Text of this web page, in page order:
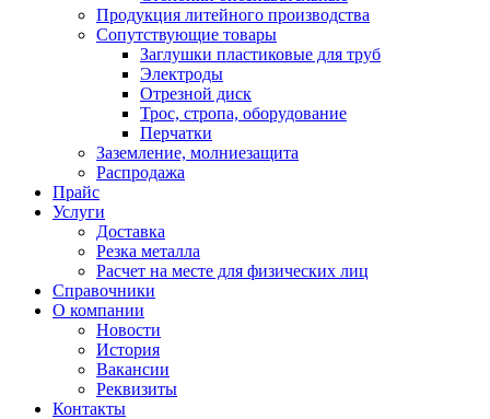
Продукция литейного производства
Сопутствующие товары
Заглушки пластиковые для труб
Электроды
Отрезной диск
Трос, стропа, оборудование
Перчатки
Заземление, молниезащита
Распродажа
Прайс
Услуги
Доставка
Резка металла
Расчет на месте для физических лиц
Справочники
О компании
Новости
История
Вакансии
Реквизиты
Контакты